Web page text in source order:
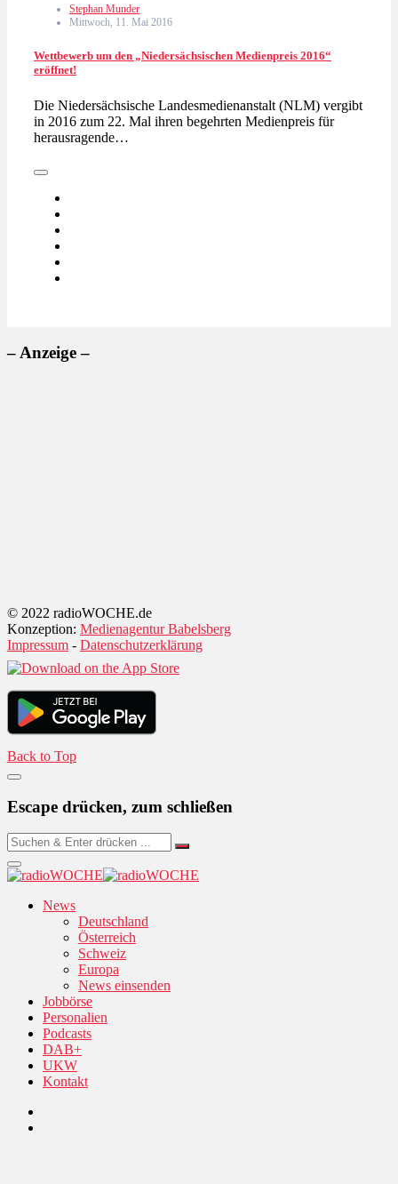
Stephan Munder
Mittwoch, 11. Mai 2016
Wettbewerb um den „Niedersächsischen Medienpreis 2016“
eröffnet!
Die Niedersächsische Landesmedienanstalt (NLM) vergibt
in 2016 zum 22. Mal ihren begehrten Medienpreis für
herausragende…
– Anzeige –
© 2022 radioWOCHE.de
Konzeption: Medienagentur Babelsberg
Impressum - Datenschutzerklärung
Back to Top
Escape drücken, zum schließen
News
Deutschland
Österreich
Schweiz
Europa
News einsenden
Jobbörse
Personalien
Podcasts
DAB+
UKW
Kontakt